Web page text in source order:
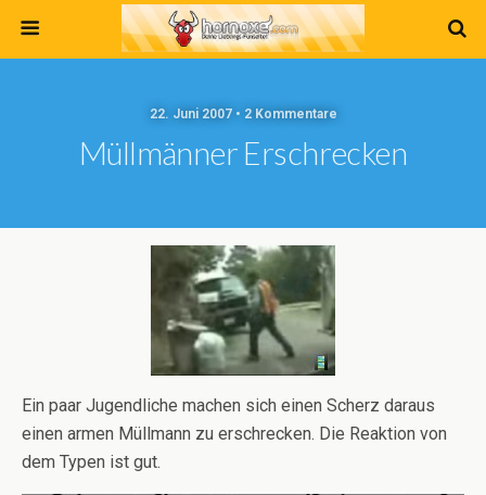
22. Juni 2007 • 2 Kommentare
Müllmänner Erschrecken
Ein paar Jugendliche machen sich einen Scherz daraus
einen armen Müllmann zu erschrecken. Die Reaktion von
dem Typen ist gut.